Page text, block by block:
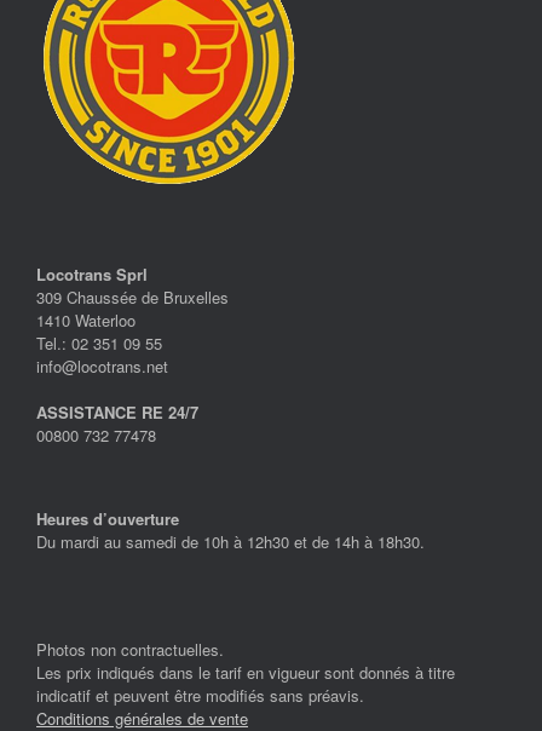
Locotrans Sprl
309 Chaussée de Bruxelles
1410 Waterloo
Tel.: 02 351 09 55
info@locotrans.net
ASSISTANCE RE 24/7
00800 732 77478
Heures d’ouverture
Du mardi au samedi de 10h à 12h30 et de 14h à 18h30.
Photos non contractuelles.
Les prix indiqués dans le tarif en vigueur sont donnés à titre
indicatif et peuvent être modifiés sans préavis.
Conditions générales de vente